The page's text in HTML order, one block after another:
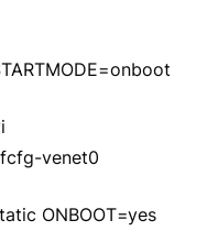
venet0
ONBOOT=yes